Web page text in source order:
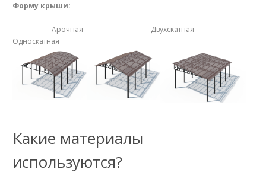
Форму крыши:
Арочная Двухскатная
Односкатная
Какие материалы
используются?